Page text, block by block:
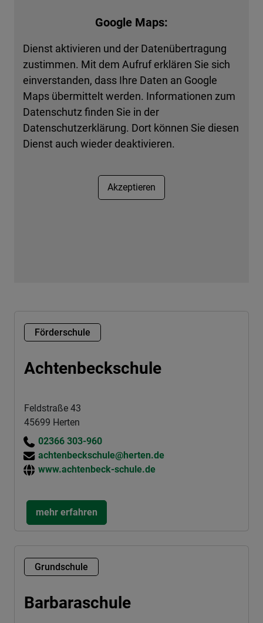
Google Maps:
Dienst aktivieren und der Datenübertragung
zustimmen. Mit dem Aufruf erklären Sie sich
einverstanden, dass Ihre Daten an Google
Maps übermittelt werden. Informationen zum
Datenschutz finden Sie in der
Datenschutzerklärung. Dort können Sie diesen
Dienst auch wieder deaktivieren.
Akzeptieren
Förderschule
Achtenbeckschule
Feldstraße 43
45699 Herten
02366 303-960
achtenbeckschule@herten.de
www.achtenbeck-schule.de
mehr erfahren
Grundschule
Barbaraschule